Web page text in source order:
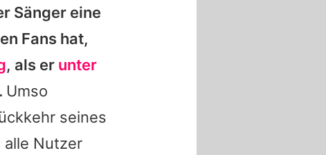
Sänger eine
Fans hat,
, als er unter
Umso
seines
alle Nutzer